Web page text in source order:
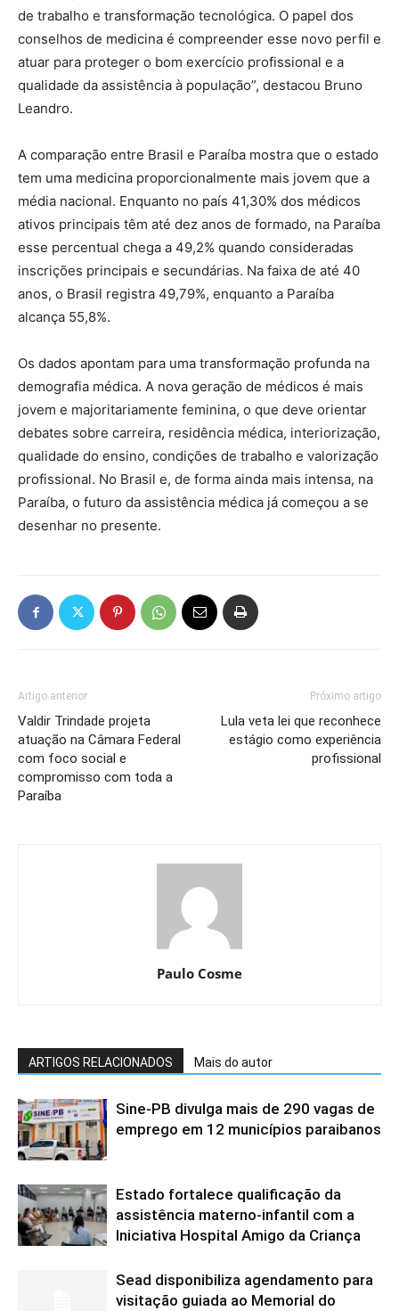
de trabalho e transformação tecnológica. O papel dos
conselhos de medicina é compreender esse novo perfil e
atuar para proteger o bom exercício profissional e a
qualidade da assistência à população”, destacou Bruno
Leandro.
A comparação entre Brasil e Paraíba mostra que o estado
tem uma medicina proporcionalmente mais jovem que a
média nacional. Enquanto no país 41,30% dos médicos
ativos principais têm até dez anos de formado, na Paraíba
esse percentual chega a 49,2% quando consideradas
inscrições principais e secundárias. Na faixa de até 40
anos, o Brasil registra 49,79%, enquanto a Paraíba
alcança 55,8%.
Os dados apontam para uma transformação profunda na
demografia médica. A nova geração de médicos é mais
jovem e majoritariamente feminina, o que deve orientar
debates sobre carreira, residência médica, interiorização,
qualidade do ensino, condições de trabalho e valorização
profissional. No Brasil e, de forma ainda mais intensa, na
Paraíba, o futuro da assistência médica já começou a se
desenhar no presente.
Artigo anterior
Valdir Trindade projeta
atuação na Câmara Federal
com foco social e
compromisso com toda a
Paraíba
Próximo artigo
Lula veta lei que reconhece
estágio como experiência
profissional
Paulo Cosme
ARTIGOS RELACIONADOS Mais do autor
Sine-PB divulga mais de 290 vagas de
emprego em 12 municípios paraibanos
Estado fortalece qualificação da
assistência materno-infantil com a
Iniciativa Hospital Amigo da Criança
Sead disponibiliza agendamento para
visitação guiada ao Memorial do